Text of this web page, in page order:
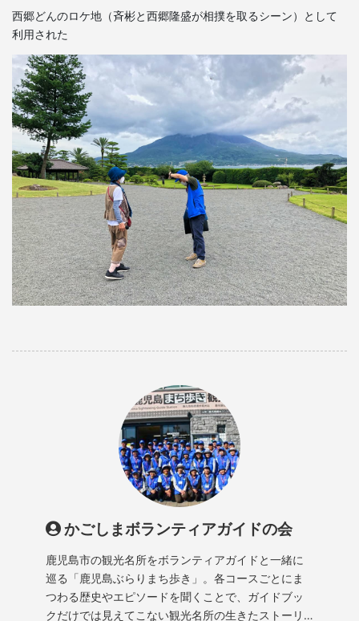
西郷どんのロケ地（斉彬と西郷隆盛が相撲を取るシーン）として
利用された
かごしまボランティアガイドの会
鹿児島市の観光名所をボランティアガイドと一緒に
巡る「鹿児島ぶらりまち歩き」。各コースごとにま
つわる歴史やエピソードを聞くことで、ガイドブッ
クだけでは見えてこない観光名所の生きたストーリ